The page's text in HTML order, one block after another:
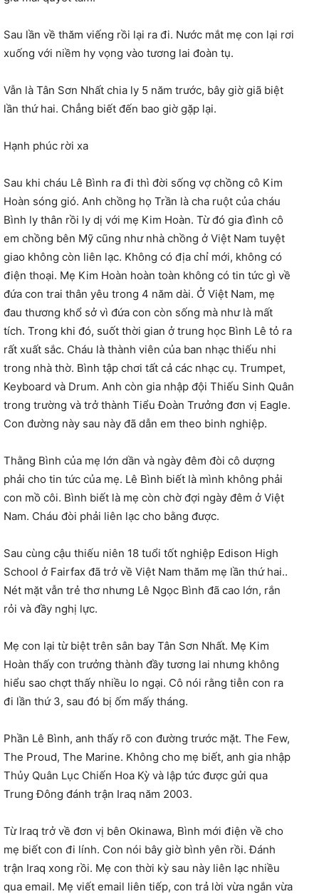
Sau lần về thăm viếng rồi lại ra đi. Nước mắt mẹ con lại rơi
xuống với niềm hy vọng vào tương lai đoàn tụ.
Vẫn là Tân Sơn Nhất chia ly 5 năm trước, bây giờ giã biệt
lần thứ hai. Chẳng biết đến bao giờ gặp lại.
Hạnh phúc rời xa
Sau khi cháu Lê Bình ra đi thì đời sống vợ chồng cô Kim
Hoàn sóng gió. Anh chồng họ Trần là cha ruột của cháu
Bình ly thân rồi ly dị với mẹ Kim Hoàn. Từ đó gia đình cô
em chồng bên Mỹ cũng như nhà chồng ở Việt Nam tuyệt
giao không còn liên lạc. Không có địa chỉ mới, không có
điện thoại. Mẹ Kim Hoàn hoàn toàn không có tin tức gì về
đứa con trai thân yêu trong 4 năm dài. Ở Việt Nam, mẹ
đau thương khổ sở vì đứa con còn sống mà như là mất
tích. Trong khi đó, suốt thời gian ở trung học Bình Lê tỏ ra
rất xuất sắc. Cháu là thành viên của ban nhạc thiếu nhi
trong nhà thờ. Bình tập chơi tất cả các nhạc cụ. Trumpet,
Keyboard và Drum. Anh còn gia nhập đội Thiếu Sinh Quân
trong trường và trở thành Tiểu Đoàn Trưởng đơn vị Eagle.
Con đường này sau này đã dẫn em theo binh nghiệp.
Thằng Bình của mẹ lớn dần và ngày đêm đòi cô dượng
phải cho tin tức của mẹ. Lê Bình biết là mình không phải
con mồ côi. Bình biết là mẹ còn chờ đợi ngày đêm ở Việt
Nam. Cháu đòi phải liên lạc cho bằng được.
Sau cùng cậu thiếu niên 18 tuổi tốt nghiệp Edison High
School ở Fairfax đã trở về Việt Nam thăm mẹ lần thứ hai..
Nét mặt vẫn trẻ thơ nhưng Lê Ngọc Bình đã cao lớn, rắn
rỏi và đầy nghị lực.
Mẹ con lại từ biệt trên sân bay Tân Sơn Nhất. Mẹ Kim
Hoàn thấy con trưởng thành đầy tương lai nhưng không
hiểu sao chợt thấy nhiều lo ngại. Cô nói rằng tiễn con ra
đi lần thứ 3, sau đó bị ốm mấy tháng.
Phần Lê Bình, anh thấy rõ con đường trước mặt. The Few,
The Proud, The Marine. Không cho mẹ biết, anh gia nhập
Thủy Quân Lục Chiến Hoa Kỳ và lập tức được gửi qua
Trung Đông đánh trận Iraq năm 2003.
Từ Iraq trở về đơn vị bên Okinawa, Bình mới điện về cho
mẹ biết con đi lính. Con nói bây giờ bình yên rồi. Đánh
trận Iraq xong rồi. Mẹ con thời kỳ sau này liên lạc nhiều
qua email. Mẹ viết email liên tiếp, con trả lời vừa ngắn vừa